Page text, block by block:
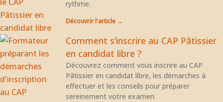
rythme.
Découvrir l'article →
Comment s’inscrire au CAP Pâtissier
en candidat libre ?
Découvrez comment vous inscrire au CAP
Pâtissier en candidat libre, les démarches à
effectuer et les conseils pour préparer
sereinement votre examen.